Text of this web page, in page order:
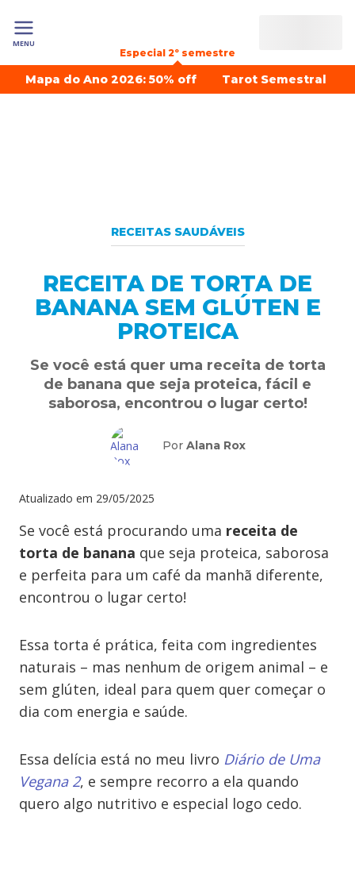
MENU
Especial 2º semestre
Mapa do Ano 2026: 50% off Tarot Semestral
RECEITAS SAUDÁVEIS
RECEITA DE TORTA DE
BANANA SEM GLÚTEN E
PROTEICA
Se você está quer uma receita de torta
de banana que seja proteica, fácil e
saborosa, encontrou o lugar certo!
Por Alana Rox
Atualizado em 29/05/2025
Se você está procurando uma receita de
torta de banana que seja proteica, saborosa
e perfeita para um café da manhã diferente,
encontrou o lugar certo!
Essa torta é prática, feita com ingredientes
naturais – mas nenhum de origem animal – e
sem glúten, ideal para quem quer começar o
dia com energia e saúde.
Essa delícia está no meu livro Diário de Uma
Vegana 2, e sempre recorro a ela quando
quero algo nutritivo e especial logo cedo.